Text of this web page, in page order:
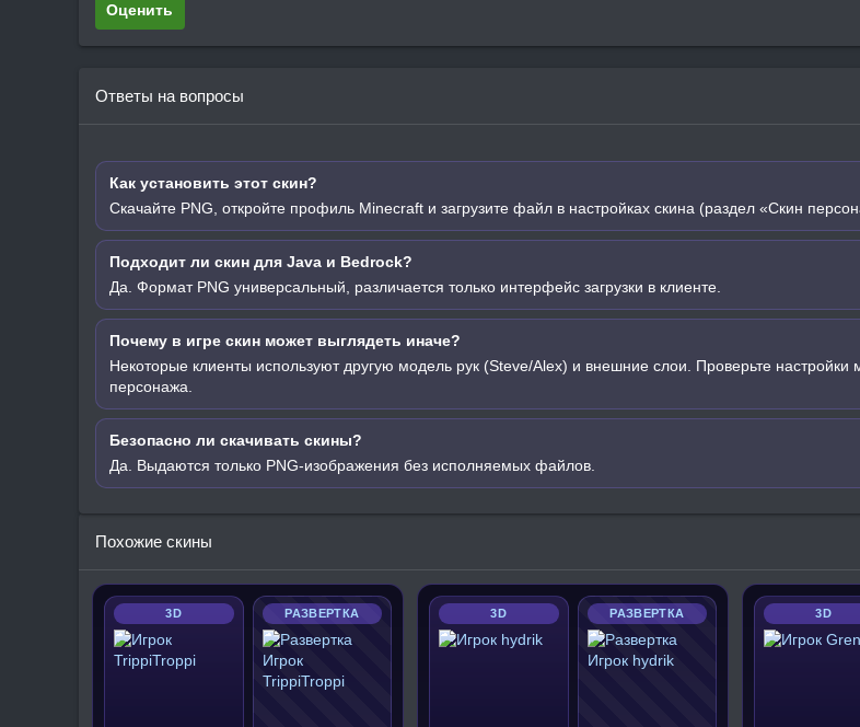
Оценить
Ответы на вопросы
Как установить этот скин?
Скачайте PNG, откройте профиль Minecraft и загрузите файл в настройках скина (раздел «Скин
Подходит ли скин для Java и Bedrock?
Да. Формат PNG универсальный, различается только интерфейс загрузки в клиенте.
Почему в игре скин может выглядеть иначе?
Некоторые клиенты используют другую модель рук (Steve/Alex) и внешние слои. Проверьте настройки
персонажа.
Безопасно ли скачивать скины?
Да. Выдаются только PNG-изображения без исполняемых файлов.
Похожие скины
3D РАЗВЕРТКА 3D РАЗВЕРТКА 3D